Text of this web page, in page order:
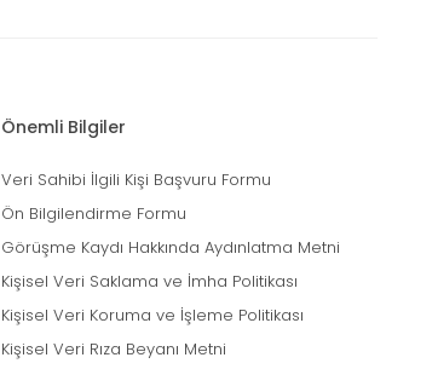
Önemli Bilgiler
Veri Sahibi İlgili Kişi Başvuru Formu
Ön Bilgilendirme Formu
Görüşme Kaydı Hakkında Aydınlatma Metni
Kişisel Veri Saklama ve İmha Politikası
Kişisel Veri Koruma ve İşleme Politikası
Kişisel Veri Rıza Beyanı Metni